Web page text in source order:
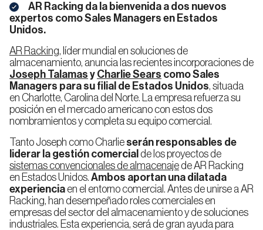
de
Profundidad
Estanterías
Compactas
Drive
Estanterías
de
Móviles
Cajas
Sistema
Almacenamiento
Estanterías
Industriales
para
AMR
Farmacia
y
Cosmética
Industria
Manufacturera
Almacenaje
en Frío
con
nosotros
Noticias Blog
Ingeniería
de
proyectos
Inspección
técnica
AR Racking da la bienvenida a dos nuevos
expertos como Sales Managers en Estados
Unidos.
AR Racking, líder mundial en soluciones de
almacenamiento, anuncia las recientes incorporaciones de
Joseph Talamas y Charlie Sears como Sales
Managers para su filial de Estados Unidos, situada
en Charlotte, Carolina del Norte. La empresa refuerza su
posición en el mercado americano con estos dos
nombramientos y completa su equipo comercial.
Tanto Joseph como Charlie serán responsables de
liderar la gestión comercial de los proyectos de
sistemas convencionales de almacenajede AR Racking
en Estados Unidos. Ambos aportan una dilatada
experienciaen el entorno comercial. Antes de unirse a AR
Racking, han desempeñado roles comerciales en
empresas del sector del almacenamiento y de soluciones
industriales. Esta experiencia, será de gran ayuda para